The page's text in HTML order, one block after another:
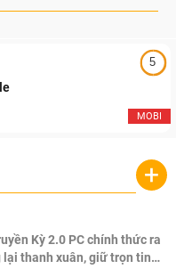
5
MOBI
+
Kỳ 2.0 PC chính thức ra
lại thanh xuân, giữ trọn tinh